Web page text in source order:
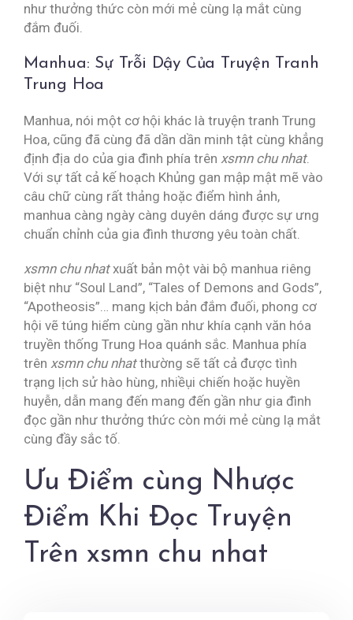
như thưởng thức còn mới mẻ cùng lạ mắt cùng
đắm đuối.
Manhua: Sự Trỗi Dậy Của Truyện Tranh
Trung Hoa
Manhua, nói một cơ hội khác là truyện tranh Trung
Hoa, cũng đã cùng đã dần dần minh tật cùng khẳng
định địa do của gia đình phía trên xsmn chu nhat.
Với sự tất cả kế hoạch Khủng gan mập mật mẽ vào
câu chữ cùng rất thảng hoặc điểm hình ảnh,
manhua càng ngày càng duyên dáng được sự ưng
chuẩn chỉnh của gia đình thương yêu toàn chất.
xsmn chu nhatxuất bản một vài bộ manhua riêng
biệt như “Soul Land”, “Tales of Demons and Gods”,
“Apotheosis”… mang kịch bản đắm đuối, phong cơ
hội vẽ túng hiểm cùng gần như khía cạnh văn hóa
truyền thống Trung Hoa quánh sắc. Manhua phía
trên xsmn chu nhatthường sẽ tất cả được tình
trạng lịch sử hào hùng, nhiềụi chiến hoặc huyền
huyễn, dẫn mang đến mang đến gần như gia đình
đọc gần như thưởng thức còn mới mẻ cùng lạ mắt
cùng đầy sắc tố.
Ưu Điểm cùng Nhược
Điểm Khi Đọc Truyện
Trên xsmn chu nhat